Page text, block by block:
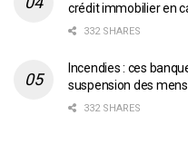
crédit immobilier en
332 SHARES
Incendies : ces
suspension des
332 SHARES